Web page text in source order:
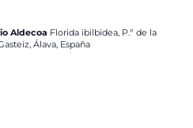
Aldecoa Florida ibilbidea, P.º de la
Álava, España